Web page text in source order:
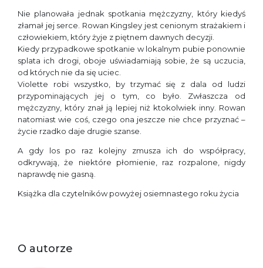
Nie planowała jednak spotkania mężczyzny, który kiedyś
złamał jej serce. Rowan Kingsley jest cenionym strażakiem i
człowiekiem, który żyje z piętnem dawnych decyzji.
Kiedy przypadkowe spotkanie w lokalnym pubie ponownie
splata ich drogi, oboje uświadamiają sobie, że są uczucia,
od których nie da się uciec.
Violette robi wszystko, by trzymać się z dala od ludzi
przypominających jej o tym, co było. Zwłaszcza od
mężczyzny, który znał ją lepiej niż ktokolwiek inny. Rowan
natomiast wie coś, czego ona jeszcze nie chce przyznać –
życie rzadko daje drugie szanse.
A gdy los po raz kolejny zmusza ich do współpracy,
odkrywają, że niektóre płomienie, raz rozpalone, nigdy
naprawdę nie gasną.
Książka dla czytelników powyżej osiemnastego roku życia
O autorze